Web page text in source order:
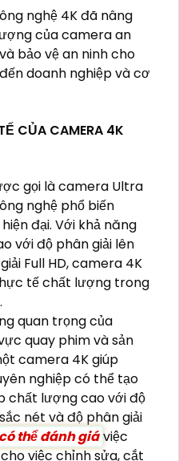
nghệ 4K đã nâng
của camera an
bảo vệ an ninh cho
doanh nghiệp và cơ
CỦA CAMERA 4K
gọi là camera Ultra
nghệ phổ biến
đại. Với khả năng
với độ phân giải lên
Full HD, camera 4K
tế chất lượng trong
quan trọng của
quay phim và sản
camera 4K giúp
nghiệp có thể tạo
chất lượng cao với độ
nét và độ phân giải
thể đánh giáviệc
việc chỉnh sửa, cắt